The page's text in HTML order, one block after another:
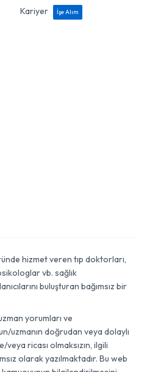
Kariyer
İşe Alım
hizmet veren tıp doktorları,
vb. sağlık
buluşturan bağımsız bir
yorumları ve
uzmanın doğrudan veya dolaylı
ricası olmaksızın, ilgili
olarak yazılmaktadır. Bu web